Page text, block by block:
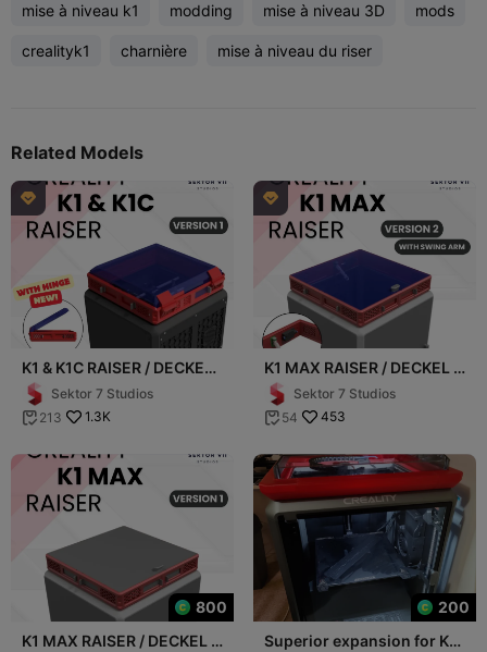
mise à niveau k1 modding mise à niveau 3D mods
crealityk1 charnière mise à niveau du riser
Related Models

K1 & K1C RAISER / DECKEL /
TOP COVER / UPGRADE
(VERSION 1)
Sektor 7 Studios
 213 1.3K

K1 MAX RAISER / DECKEL /
TOP COVER / UPGRADE
(VERSION 2)
Sektor 7 Studios
 54 453
800
K1 MAX RAISER / DECKEL /
200
Superior expansion for K1